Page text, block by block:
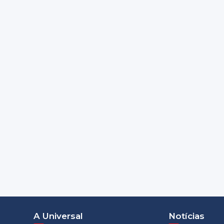
A Universal Notícias